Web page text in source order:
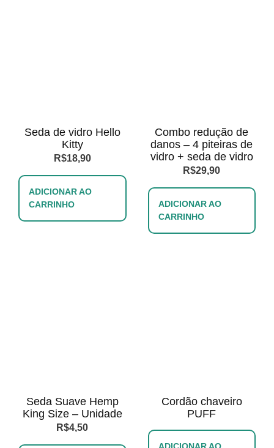
Seda de vidro Hello
Kitty
R$18,90
ADICIONAR AO
CARRINHO
Combo redução de
danos – 4 piteiras de
vidro + seda de vidro
R$29,90
ADICIONAR AO
CARRINHO
Seda Suave Hemp
King Size – Unidade
R$4,50
Cordão chaveiro
PUFF
ADICIONAR AO